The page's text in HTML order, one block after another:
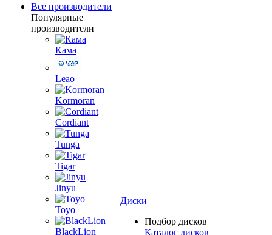
Все производители
Популярные
производители
Кама
Leao
Kormoran
Cordiant
Tunga
Tigar
Jinyu
Toyo
BlackLion
Диски
Подбор дисков
Каталог дисков